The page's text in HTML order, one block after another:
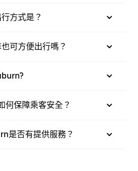
方式是？
可方便出行嗎？
保障乘客安全？
是否有提供服務？